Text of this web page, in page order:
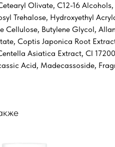
Olivate, C12-16
Trehalose, Hydroxyethyl
Cellulose, Butylene Glycol,
Coptis Japonica Root
Asiatica Extract, CI
Acid, Madecassoside,